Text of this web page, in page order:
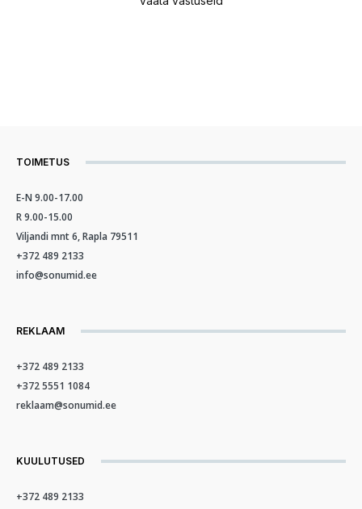
TOIMETUS
E-N 9.00-17.00
R 9.00-15.00
Viljandi mnt 6, Rapla 79511
+372 489 2133
info@sonumid.ee
REKLAAM
+372 489 2133
+372 5551 1084
reklaam@sonumid.ee
KUULUTUSED
+372 489 2133